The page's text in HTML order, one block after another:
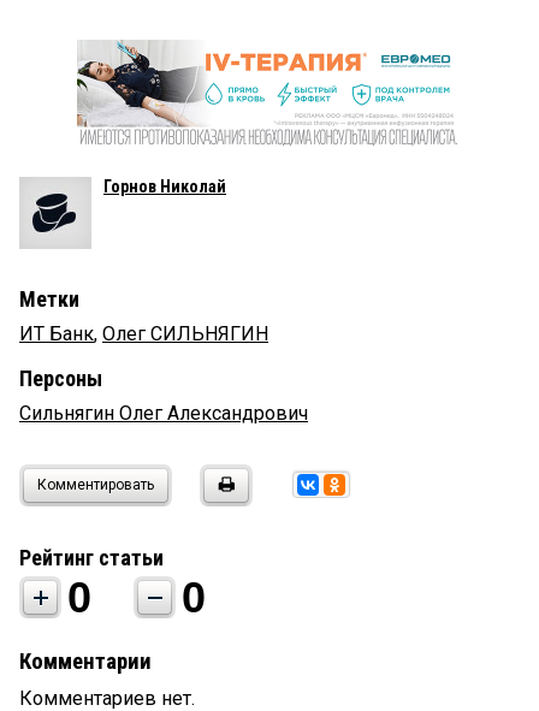
Горнов Николай
Метки
ИТ Банк, Олег СИЛЬНЯГИН
Персоны
Сильнягин Олег Александрович
Комментировать
Рейтинг статьи
0 0
Комментарии
Комментариев нет.